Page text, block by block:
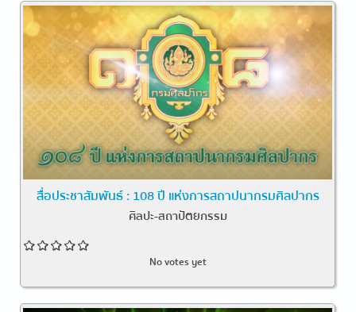
สื่อประชาสัมพันธ์ : 108 ปี แห่งการสถาปนากรมศิลปากร
ศิลปะ-สถาปัตยกรรม
No votes yet